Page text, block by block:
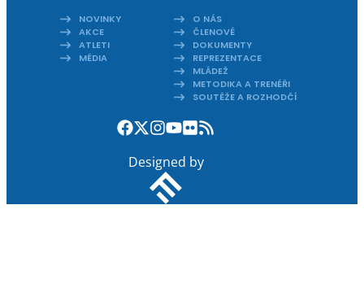
NOVINKY
AKCE
ATLETI
MÉDIA
O NÁS
ČLENOVÉ
DOKUMENTY
REPREZENTACE
MLÁDEŽ
METODIKA A TRENÉŘI
SOUTĚŽE A ROZHODČÍ
Designed by